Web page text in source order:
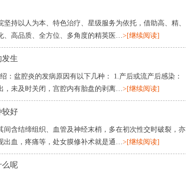
持以人为本、特色治疗、星级服务为依托，借助高、精、
、高品质、全方位、多角度的精英医…>[继续阅读]
生
：盆腔炎的发病原因有以下几种： 1.产后或流产后感染：
，未及时关闭，宫腔内有胎盘的剥离…>[继续阅读]
较好
含结缔组织、血管及神经末梢，多在初次性交时破裂，亦
出血，疼痛等，处女膜修补术就是通…>[继续阅读]
么呢